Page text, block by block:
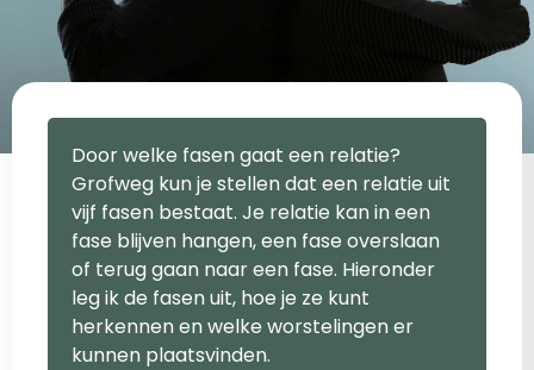
Door welke fasen gaat een relatie?
Grofweg kun je stellen dat een relatie uit
vijf fasen bestaat. Je relatie kan in een
fase blijven hangen, een fase overslaan
of terug gaan naar een fase. Hieronder
leg ik de fasen uit, hoe je ze kunt
herkennen en welke worstelingen er
kunnen plaatsvinden.